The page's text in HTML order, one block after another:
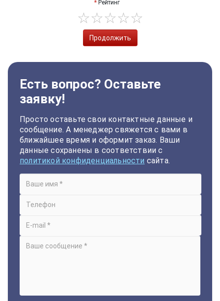
Рейтинг
Продолжить
Есть вопрос? Оставьте
заявку!
Просто оставьте свои контактные данные и
сообщение. А менеджер свяжется с вами в
ближайшее время и оформит заказ. Ваши
данные сохранены в соответствии с
политикой конфиденциальности сайта.